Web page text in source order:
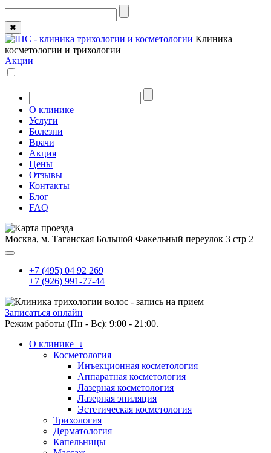
✖
Клиника
косметологии и трихологии
Акции
О клинике
Услуги
Болезни
Врачи
Акция
Цены
Отзывы
Контакты
Блог
FAQ
Москва, м. Таганская Большой Факельный переулок 3 стр 2
+7 (495) 04 92 269
+7 (926) 991-77-44
Записаться онлайн
Режим работы (Пн - Вс): 9:00 - 21:00.
О клинике ↓
Косметология
Инъекционная косметология
Аппаратная косметология
Лазерная косметология
Лазерная эпиляция
Эстетическая косметология
Трихология
Дерматология
Капельницы